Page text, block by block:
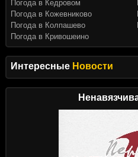
Интересные Новости
Погода в Кедровом
Погода в Кожевниково
Погода в Колпашево
Погода в Кривошеино